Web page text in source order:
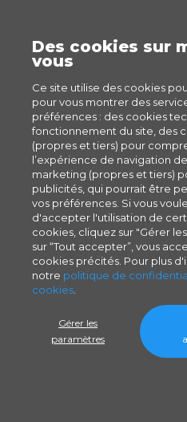
Des cookies sur
vous
Ce site utilise des cookies
pour vous montrer des
préférences : des cookies
fonctionnement du site, des
(propres et tiers) pour
l’expérience de navigation
marketing (propres et tiers)
publicités, qui pourrait être
vos préférences. Si vous
d'accepter l'utilisation de
cookies, cliquez sur "Gérer
sur “Tout accepter”, vous
cookies précités. Pour plus
notre politique de
cookies
Gérer les
paramètres